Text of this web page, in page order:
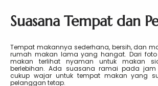
Suasana Tempat dan
Tempat makannya sederhana, bersih, dan
rumah makan lama yang hangat. Dari
makan terlihat nyaman untuk makan
berlebihan. Ada suasana ramai pada jam
cukup wajar untuk tempat makan yang
pelanggan tetap.